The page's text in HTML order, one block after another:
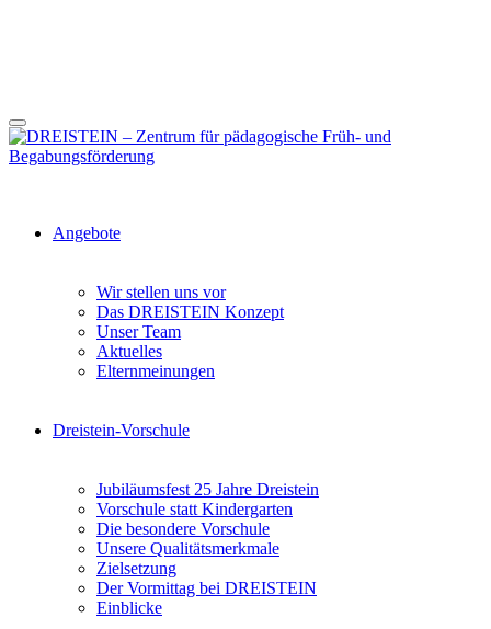
Angebote
Wir stellen uns vor
Das DREISTEIN Konzept
Unser Team
Aktuelles
Elternmeinungen
Dreistein-Vorschule
Jubiläumsfest 25 Jahre Dreistein
Vorschule statt Kindergarten
Die besondere Vorschule
Unsere Qualitätsmerkmale
Zielsetzung
Der Vormittag bei DREISTEIN
Einblicke